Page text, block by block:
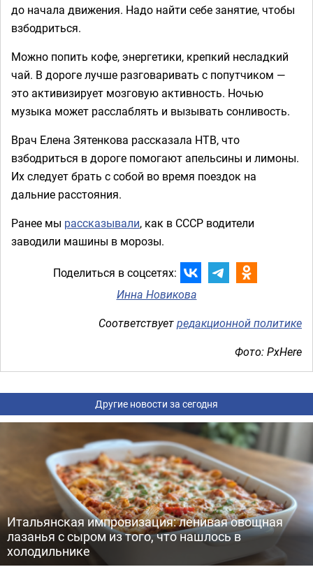
до начала движения. Надо найти себе занятие, чтобы
взбодриться.
Можно попить кофе, энергетики, крепкий несладкий
чай. В дороге лучше разговаривать с попутчиком —
это активизирует мозговую активность. Ночью
музыка может расслаблять и вызывать сонливость.
Врач Елена Зятенкова рассказала НТВ, что
взбодриться в дороге помогают апельсины и лимоны.
Их следует брать с собой во время поездок на
дальние расстояния.
Ранее мы рассказывали, как в СССР водители
заводили машины в морозы.
Поделиться в соцсетях:
Инна Новикова
Соответствуетредакционной политике
Фото: PxHere
Другие новости за сегодня
Итальянская импровизация: ленивая овощная
лазанья с сыром из того, что нашлось в
холодильнике